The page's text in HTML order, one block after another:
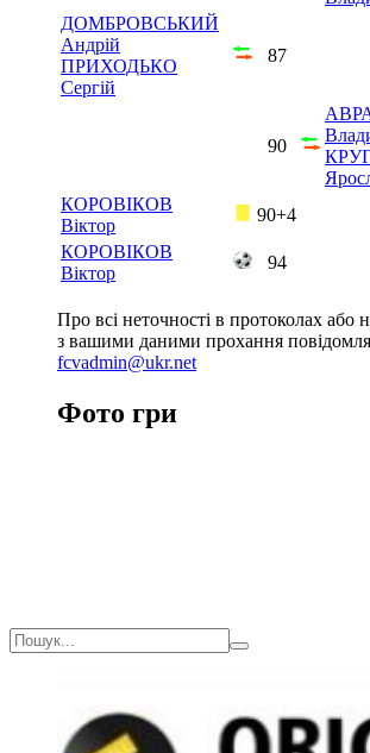
ДОМБРОВСЬКИЙ
Андрій
ПРИХОДЬКО
Сергій
87
90
КОРОВІКОВ
Віктор
90+4
КОРОВІКОВ
Віктор
94
Про всі неточності в протоколах або
з вашими даними прохання
fcvadmin@ukr.net
Фото гри